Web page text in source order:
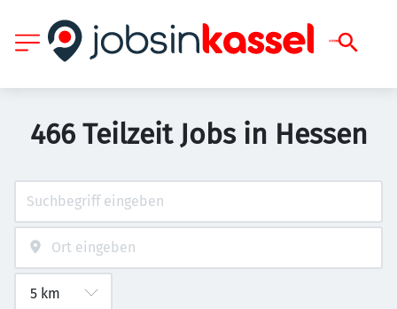
466 Teilzeit Jobs in Hessen